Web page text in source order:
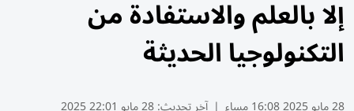
إلا بالعلم والاستفادة من
التكنولوجيا الحديثة